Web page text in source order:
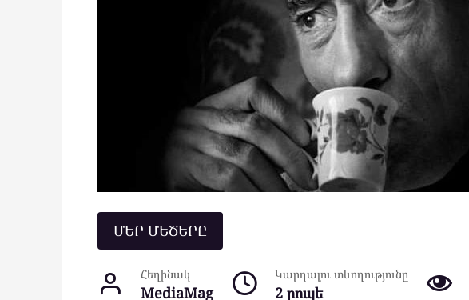
ՄԵՐ ՄԵԾԵՐԸ
Հեղինակ
MediaMag
Կարդալու տևողությունը
2 րոպե